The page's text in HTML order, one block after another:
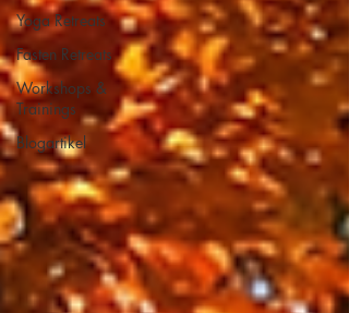
Yoga Retreats
Fasten Retreats
Workshops &
Trainings
Blogartikel